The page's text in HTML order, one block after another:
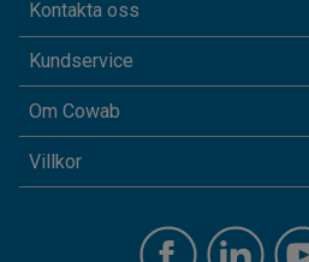
Kontakta oss
Kundservice
Om Cowab
Villkor